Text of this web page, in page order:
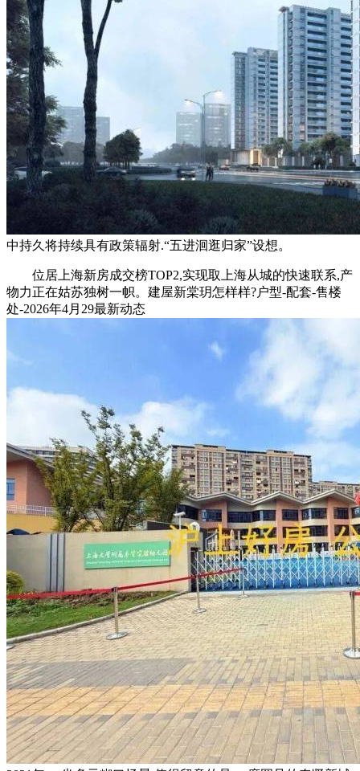
中持久将持续具有政策辐射.“五进洄逛归家”设想。
位居上海新房成交榜TOP2,实现取上海从城的快速联系,产
物力正在姑苏独树一帜。建屋新棠玥怎样样?户型-配套-售楼
处-2026年4月29最新动态